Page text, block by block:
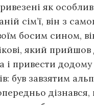
як
сім’ї, він з
босим сином,
який
привести
завзятим